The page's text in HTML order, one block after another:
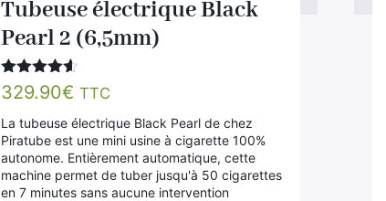
Tubeuse électrique Black
Pearl 2 (6,5mm)
Note 4.50
sur 5
329.90€ TTC
La tubeuse électrique Black Pearl de chez
Piratube est une mini usine à cigarette 100%
autonome. Entièrement automatique, cette
machine permet de tuber jusqu'à 50 cigarettes
en 7 minutes sans aucune intervention